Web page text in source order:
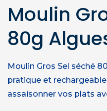
Moulin
80g
Moulin Gros Sel séché
pratique et
assaisonner vos plats